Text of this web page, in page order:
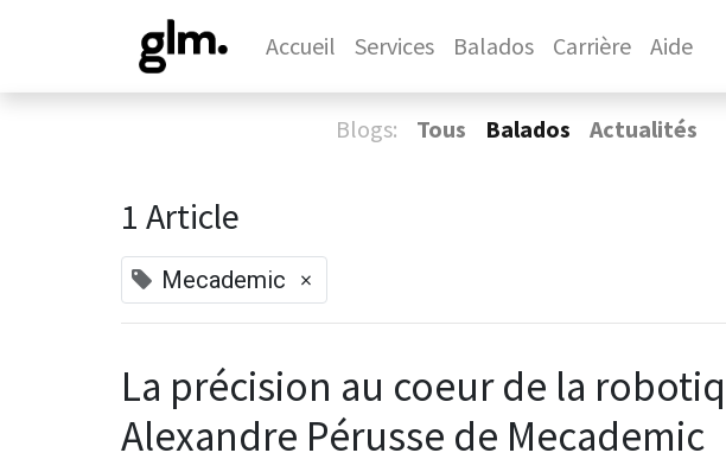
Accueil Services Balados Carrière Aide
Blogs: Tous Balados Actualités
1 Article
Mecademic ×
La précision au coeur de la
Alexandre Pérusse de Mecademic